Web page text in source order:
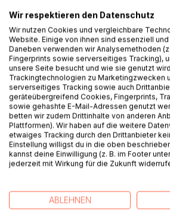
Arkopolis ist eine Aether-Metropole
junge Ellie Ashcroft arbeitet an den
Hermetic College zur Hexe
Vater im Polareis entdeckte Kristall,
erstmals reagiert, gerät sie ins
Preußen und Frankreich.
Der Drache von Planeten Kamien,
Arkopolis; zwischen ihm und Ellie
telepathische Bindung. Sein Auftrag:
bergen und nach Kamien
rivalisierende Haus Orcal ihn
Haus Vyreth setzt auf Deeskalation
Crown Seed zur Sicherung der
Die Serie folgt Ellie, Seraphrax und
treibt die Fraktionen-Konflikte voran,
Frankreich, Vyreth und Orcal und
Wir respektieren den Datenschutz
Wir nutzen Cookies und vergleichbare
Website. Einige von ihnen sind essenziell
Daneben verwenden wir Analysemethoden
Fingerprints sowie serverseitiges Tracking),
unsere Seite besucht und wie sie genutzt
Trackingtechnologien zu Marketingzwecken
serverseitiges Tracking sowie auch
geräteübergreifend Cookies, Fingerprints,
sowie gehashte E-Mail-Adressen genutzt
betten wir zudem Drittinhalte von anderen
Plattformen). Wir haben auf die weitere
etwaiges Tracking durch den Drittanbieter
Einstellung willigst du in die oben
kannst deine Einwilligung (z. B. im Footer
jederzeit mit Wirkung für die Zukunft
ABLEHNEN